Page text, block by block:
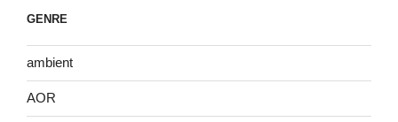
GENRE
ambient
AOR